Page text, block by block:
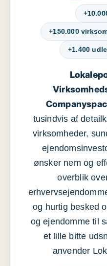
+150.000
+1.400
tusindvis af
virksomheder,
ønsker nem og
overblik
og hurtig besked
og ejendomme til
et lille bitte
anvender